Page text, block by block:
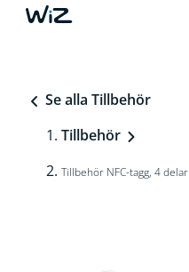
Se alla Tillbehör
Tillbehör
Tillbehör NFC-tagg, 4 delar